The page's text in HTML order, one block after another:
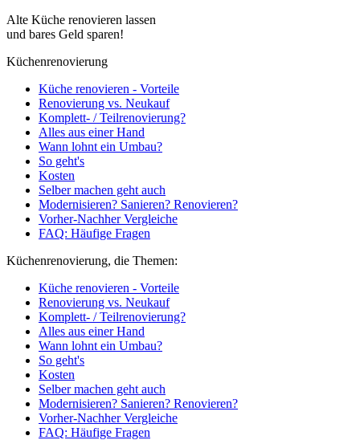
Alte Küche renovieren lassen
und bares Geld sparen!
Küchenrenovierung
Küche renovieren - Vorteile
Renovierung vs. Neukauf
Komplett- / Teilrenovierung?
Alles aus einer Hand
Wann lohnt ein Umbau?
So geht's
Kosten
Selber machen geht auch
Modernisieren? Sanieren? Renovieren?
Vorher-Nachher Vergleiche
FAQ: Häufige Fragen
Küchenrenovierung, die Themen:
Küche renovieren - Vorteile
Renovierung vs. Neukauf
Komplett- / Teilrenovierung?
Alles aus einer Hand
Wann lohnt ein Umbau?
So geht's
Kosten
Selber machen geht auch
Modernisieren? Sanieren? Renovieren?
Vorher-Nachher Vergleiche
FAQ: Häufige Fragen